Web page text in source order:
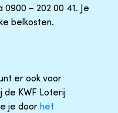
– 202 00 41. Je
belkosten.
er ook voor
de KWF Loterij
je doorhet